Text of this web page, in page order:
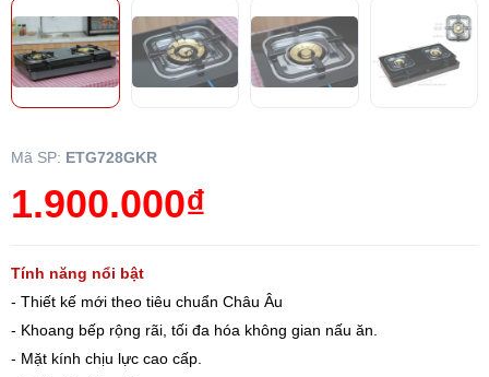
Mã SP: ETG728GKR
1.900.000₫
Tính năng nổi bật
- Thiết kế mới theo tiêu chuẩn Châu Âu
- Khoang bếp rộng rãi, tối đa hóa không gian nấu ăn.
- Mặt kính chịu lực cao cấp.